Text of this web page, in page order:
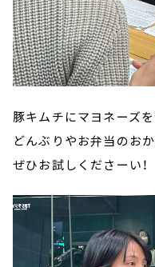
豚キムチにマヨネーズ
どんぶりやお弁当のお
ぜひお試しくださーい！